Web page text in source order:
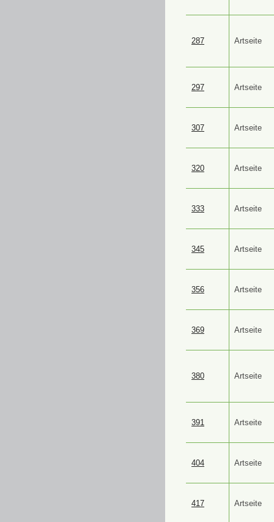
287 Artseite
297 Artseite
307 Artseite
320 Artseite
333 Artseite
345 Artseite
356 Artseite
369 Artseite
380 Artseite
391 Artseite
404 Artseite
417 Artseite